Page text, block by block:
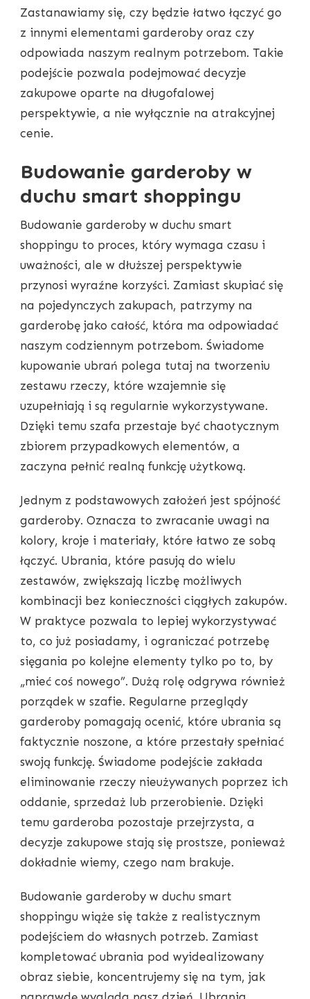
Zastanawiamy się, czy będzie łatwo łączyć go
z innymi elementami garderoby oraz czy
odpowiada naszym realnym potrzebom. Takie
podejście pozwala podejmować decyzje
zakupowe oparte na długofalowej
perspektywie, a nie wyłącznie na atrakcyjnej
cenie.
Budowanie garderoby w
duchu smart shoppingu
Budowanie garderoby w duchu smart
shoppingu to proces, który wymaga czasu i
uważności, ale w dłuższej perspektywie
przynosi wyraźne korzyści. Zamiast skupiać się
na pojedynczych zakupach, patrzymy na
garderobę jako całość, która ma odpowiadać
naszym codziennym potrzebom. Świadome
kupowanie ubrań polega tutaj na tworzeniu
zestawu rzeczy, które wzajemnie się
uzupełniają i są regularnie wykorzystywane.
Dzięki temu szafa przestaje być chaotycznym
zbiorem przypadkowych elementów, a
zaczyna pełnić realną funkcję użytkową.
Jednym z podstawowych założeń jest spójność
garderoby. Oznacza to zwracanie uwagi na
kolory, kroje i materiały, które łatwo ze sobą
łączyć. Ubrania, które pasują do wielu
zestawów, zwiększają liczbę możliwych
kombinacji bez konieczności ciągłych zakupów.
W praktyce pozwala to lepiej wykorzystywać
to, co już posiadamy, i ograniczać potrzebę
sięgania po kolejne elementy tylko po to, by
„mieć coś nowego”. Dużą rolę odgrywa również
porządek w szafie. Regularne przeglądy
garderoby pomagają ocenić, które ubrania są
faktycznie noszone, a które przestały spełniać
swoją funkcję. Świadome podejście zakłada
eliminowanie rzeczy nieużywanych poprzez ich
oddanie, sprzedaż lub przerobienie. Dzięki
temu garderoba pozostaje przejrzysta, a
decyzje zakupowe stają się prostsze, ponieważ
dokładnie wiemy, czego nam brakuje.
Budowanie garderoby w duchu smart
shoppingu wiąże się także z realistycznym
podejściem do własnych potrzeb. Zamiast
kompletować ubrania pod wyidealizowany
obraz siebie, koncentrujemy się na tym, jak